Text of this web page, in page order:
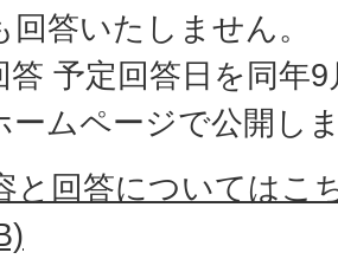
回答いたしません。
答 予定回答日を同年
ームページで公開し
と回答についてはこ